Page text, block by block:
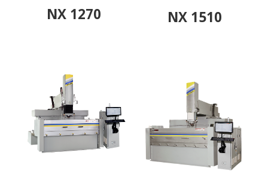
NX 1270 NX 1510